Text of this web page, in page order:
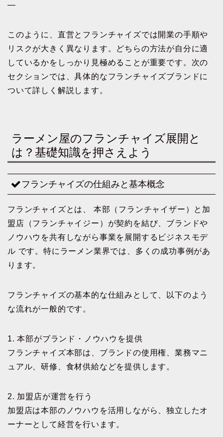
—
このように、直営とフランチャイズでは開業の手順や
リスクが大きく異なります。どちらの方法が自分に適
しているかをしっかり見極めることが重要です。次の
セクションでは、具体的なフランチャイズブランドに
ついて詳しく解説します。
ラーメン屋のフランチャイズ展開と
は？基礎知識を押さえよう
フランチャイズの仕組みと基本概念
フランチャイズとは、 本部（フランチャイザー）と加
盟店（フランチャイジー）が契約を結び、ブランドや
ノウハウを共有しながら事業を展開するビジネスモデ
ル です。特にラーメン業界では、多くの成功事例があ
ります。
フランチャイズの基本的な仕組みとして、以下のよう
な流れが一般的です。
1. 本部がブランド・ノウハウを提供
フランチャイズ本部は、ブランドの使用権、業務マニ
ュアル、研修、食材供給などを提供します。
2. 加盟店が運営を行う
加盟店は本部のノウハウを活用しながら、独立したオ
ーナーとして経営を行います。